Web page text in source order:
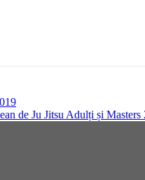
de Ju Jitsu Adulți și Masters